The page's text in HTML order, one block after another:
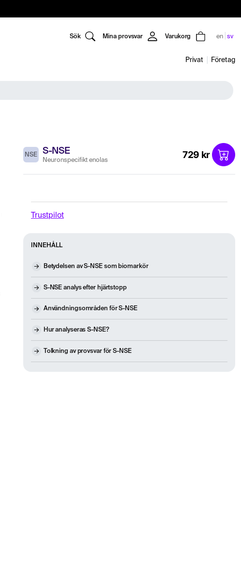
Sök Mina provsvar Varukorg en sv
Privat Företag
NSE S-NSE
Neuronspecifikt enolas 729 kr
Trustpilot
INNEHÅLL
Betydelsen av S-NSE som biomarkör
S-NSE analys efter hjärtstopp
Användningsområden för S-NSE
Hur analyseras S-NSE?
Tolkning av provsvar för S-NSE